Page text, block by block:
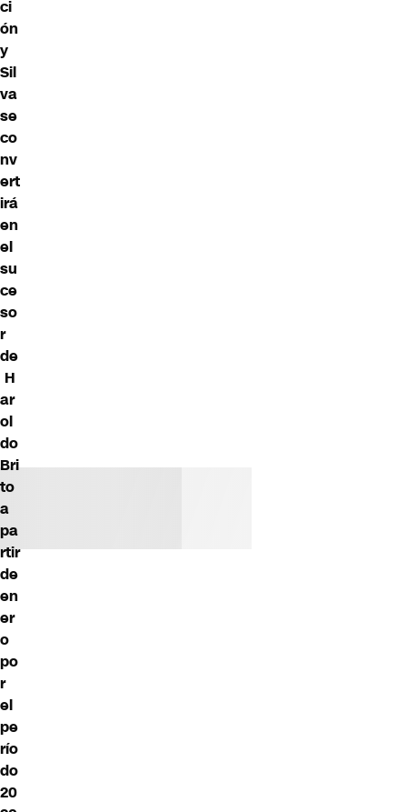
ci
ón
y
Sil
va
se
co
nv
ert
irá
en
el
su
ce
so
r
de
H
ar
ol
do
Bri
to
a
pa
rtir
de
en
er
o
po
r
el
pe
río
do
20